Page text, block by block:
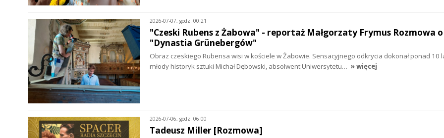
2026-07-07, godz. 00:21
"Czeski Rubens z Żabowa" - reportaż Małgorzaty Frymus Rozmowa
"Dynastia Grünebergów"
Obraz czeskiego Rubensa wisi w kościele w Żabowie. Sensacyjnego odkrycia dokonał ponad 10
młody historyk sztuki Michał Dębowski, absolwent Uniwersytetu… » więcej
2026-07-06, godz. 06:00
Tadeusz Miller [Rozmowa]